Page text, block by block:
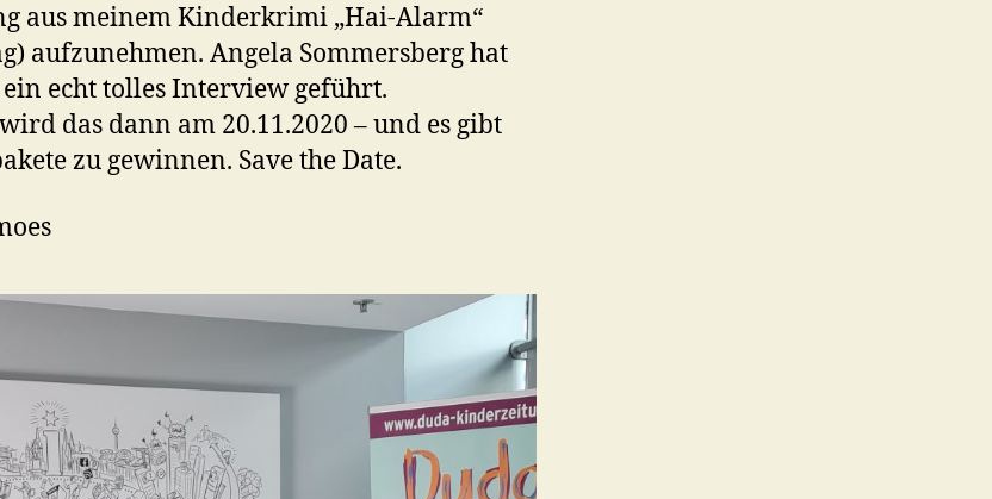
aus meinem Kinderkrimi „Hai-Alarm“
aufzunehmen. Angela Sommersberg hat
echt tolles Interview geführt.
das dann am 20.11.2020 – und es gibt
zu gewinnen. Save the Date.